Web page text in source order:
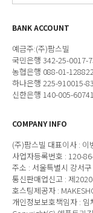
BANK ACCOUNT
예금주:(주)팜스빌
국민은행 342-25-0017-
농협은행 088-01-128822
하나은행 225-910015-
신한은행 140-005-
COMPANY INFO
(주)팜스빌 대표이사 : 이
사업자등록번호 : 120-
주소 : 서울특별시 강서
통신판매업신고 : 제
호스팅제공자 :
개인정보보호책임자 :